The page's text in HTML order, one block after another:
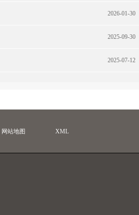
2026-01-30
2025-09-30
2025-07-12
网站地图 XML